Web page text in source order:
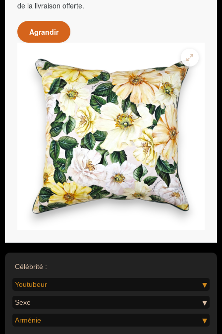
de la livraison offerte.
Agrandir
Célébrité :
Youtubeur
Sexe
Arménie